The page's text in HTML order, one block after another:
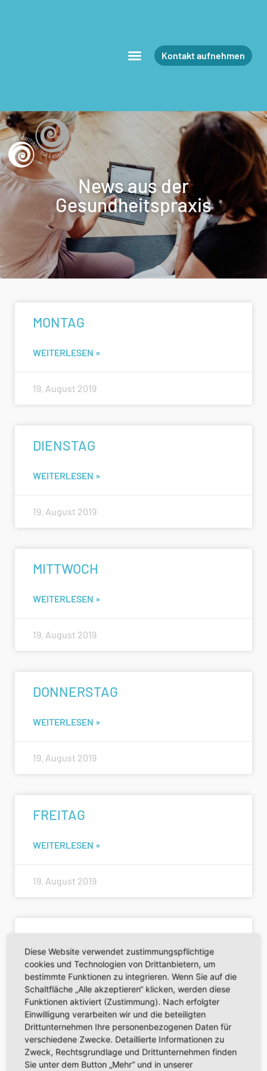
Kontakt aufnehmen
News aus der
Gesundheitspraxis
MONTAG
WEITERLESEN »
19. August 2019
DIENSTAG
WEITERLESEN »
19. August 2019
MITTWOCH
WEITERLESEN »
19. August 2019
DONNERSTAG
WEITERLESEN »
19. August 2019
FREITAG
WEITERLESEN »
19. August 2019
WEITERLESEN »
11. März 2021
SONNTAG
Diese Website verwendet zustimmungspflichtige
cookies und Technologien von Drittanbietern, um
bestimmte Funktionen zu integrieren. Wenn Sie auf die
Schaltfläche „Alle akzeptieren“ klicken, werden diese
Funktionen aktiviert (Zustimmung). Nach erfolgter
Einwilligung verarbeiten wir und die beteiligten
Drittunternehmen Ihre personenbezogenen Daten für
verschiedene Zwecke. Detaillierte Informationen zu
Zweck, Rechtsgrundlage und Drittunternehmen finden
Sie unter dem Button „Mehr“ und in unserer